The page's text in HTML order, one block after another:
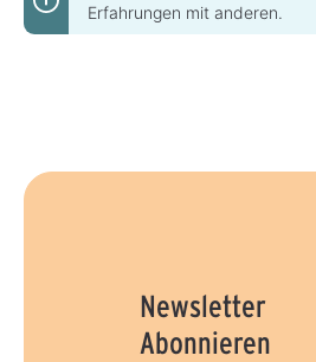
Erfahrungen mit anderen.
Newsletter
Abonnieren